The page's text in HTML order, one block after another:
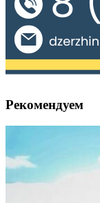
Рекомендуем